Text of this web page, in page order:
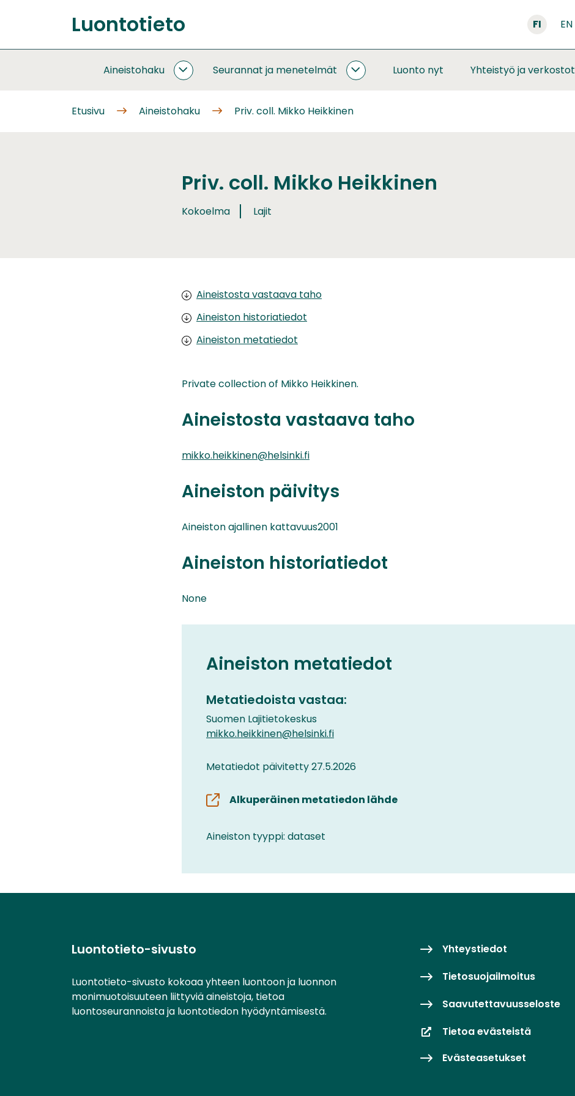
sisältöön
Etusivu
Luontotieto FI EN
Aineistohaku
AINEISTOHAKU
Seurannat ja menetelmät
SEURANNATLuonto nyt Yhteistyö ja verkostot
Etusivu Aineistohaku Priv. coll. Mikko Heikkinen
Priv. coll. Mikko Heikkinen
Kokoelma Lajit
Aineistosta vastaava taho
Aineiston historiatiedot
Aineiston metatiedot
Private collection of Mikko Heikkinen.
Aineistosta vastaava taho
mikko.heikkinen@helsinki.fi
Aineiston päivitys
Aineiston ajallinen kattavuus2001
Aineiston historiatiedot
None
Aineiston metatiedot
Metatiedoista vastaa:
Suomen Lajitietokeskus
mikko.heikkinen@helsinki.fi
Metatiedot päivitetty 27.5.2026
Alkuperäinen metatiedon lähde
Aineiston tyyppi: dataset
Luontotieto-sivusto
Luontotieto-sivusto kokoaa yhteen luontoon ja luonnon
monimuotoisuuteen liittyviä aineistoja, tietoa
luontoseurannoista ja luontotiedon hyödyntämisestä.
Yhteystiedot
Tietosuojailmoitus
Saavutettavuusseloste
Tietoa evästeistä
Evästeasetukset